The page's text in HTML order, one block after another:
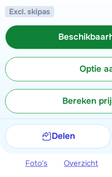
Excl. skipas
Optie
Bereken
Delen
Foto's Overzicht